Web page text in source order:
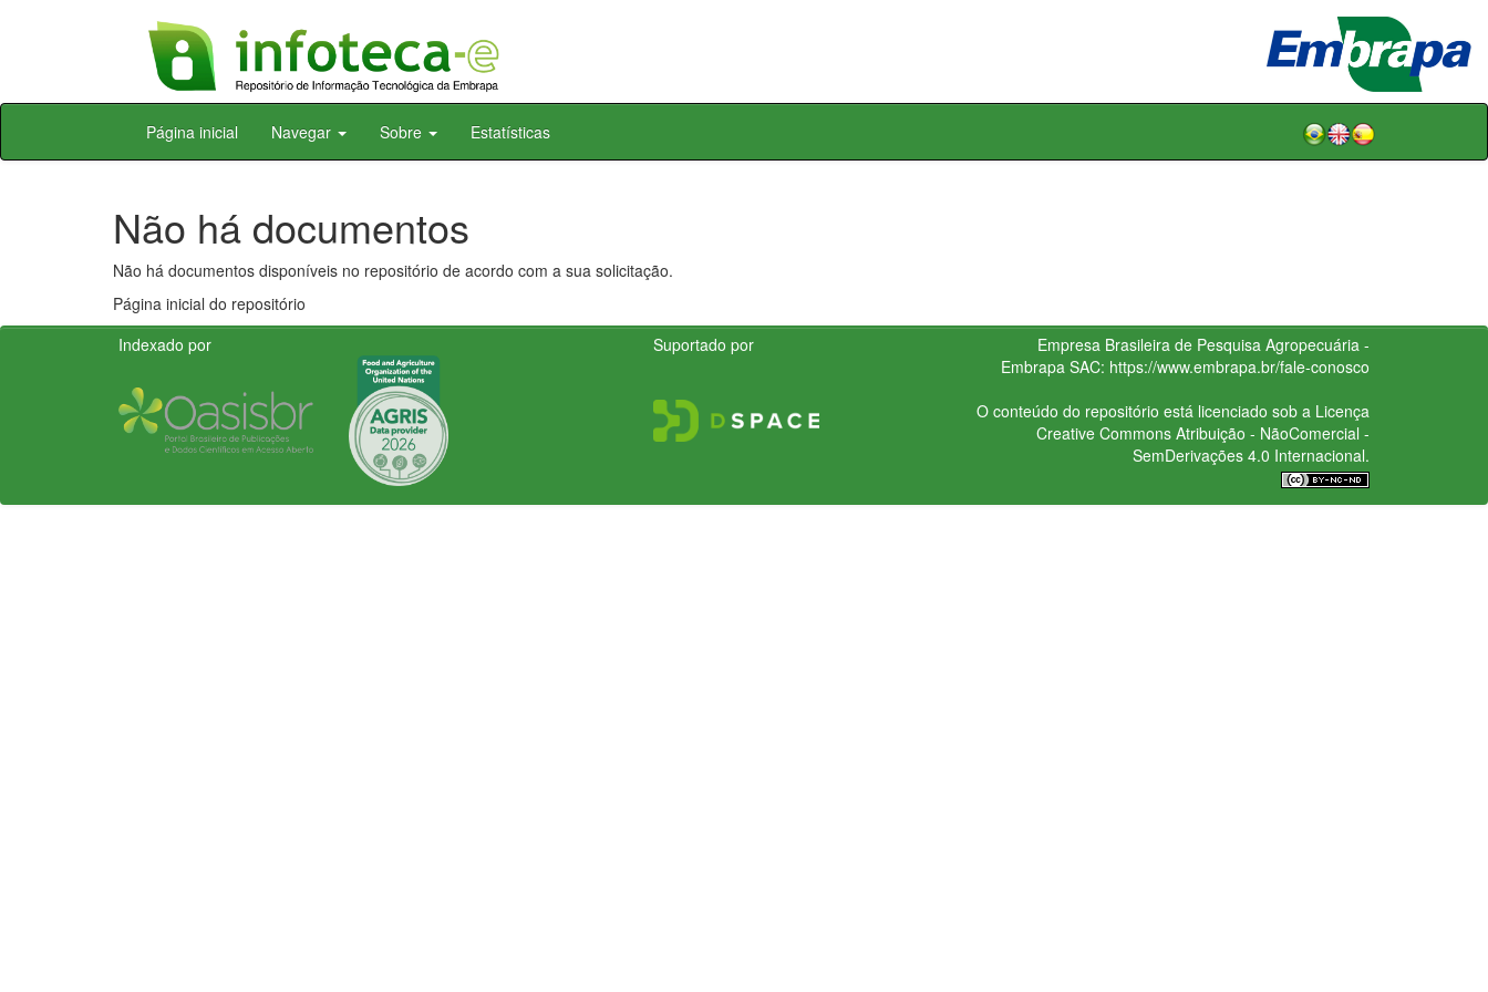
Skip
Página inicial Navegar Sobre Estatísticas
Não há documentos
Não há documentos disponíveis no repositório de acordo com a sua solicitação.
Página inicial do repositório
Indexado por
Suportado por
Empresa Brasileira de Pesquisa Agropecuária -
Embrapa SAC: https://www.embrapa.br/fale-conosco
O conteúdo do repositório está licenciado sob a Licença
Creative CommonsAtribuição - NãoComercial -
SemDerivações 4.0 Internacional.